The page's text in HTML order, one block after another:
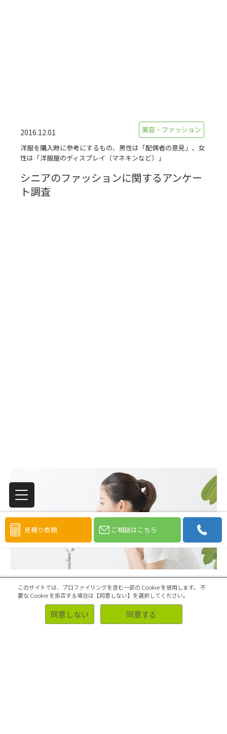
2016.12.01
美容・ファッション
洋服を購入時に参考にするもの、男性は「配偶者の意見」、女
性は「洋服屋のディスプレイ（マネキンなど）」
シニアのファッションに関するアンケー
ト調査
見積り依頼 ご相談はこちら
このサイトでは、プロファイリングを含む一部の Cookie を使用します。 不
要な Cookie を拒否する場合は【同意しない】を選択してください。
同意しない 同意する